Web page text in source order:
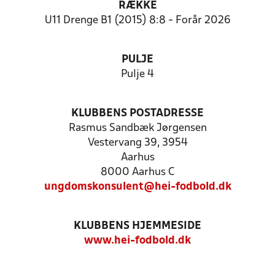
RÆKKE
U11 Drenge B1 (2015) 8:8 - Forår 2026
PULJE
Pulje 4
KLUBBENS POSTADRESSE
Rasmus Sandbæk Jørgensen
Vestervang 39, 3954
Aarhus
8000 Aarhus C
ungdomskonsulent@hei-fodbold.dk
KLUBBENS HJEMMESIDE
www.hei-fodbold.dk